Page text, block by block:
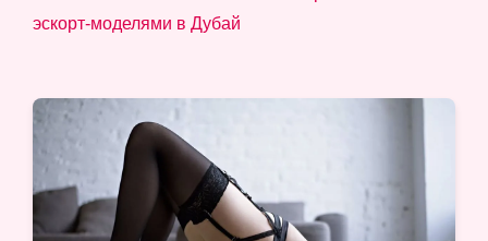
эскорт-моделями в Дубай